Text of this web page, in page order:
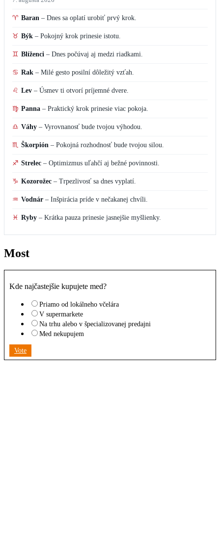
♈ Baran – Dnes sa oplatí urobiť prvý krok.
♉ Býk – Pokojný krok prinesie istotu.
♊ Blíženci – Dnes počúvaj aj medzi riadkami.
♋ Rak – Milé gesto posilní dôležitý vzťah.
♌ Lev – Úsmev ti otvorí príjemné dvere.
♍ Panna – Praktický krok prinesie viac pokoja.
♎ Váhy – Vyrovnanosť bude tvojou výhodou.
♏ Škorpión – Pokojná rozhodnosť bude tvojou silou.
♐ Strelec – Optimizmus uľahčí aj bežné povinnosti.
♑ Kozorožec – Trpezlivosť sa dnes vyplatí.
♒ Vodnár – Inšpirácia príde v nečakanej chvíli.
♓ Ryby – Krátka pauza prinesie jasnejšie myšlienky.
Most
Kde najčastejšie kupujete med?
Priamo od lokálneho včelára
V supermarkete
Na trhu alebo v špecializovanej predajni
Med nekupujem
Vote